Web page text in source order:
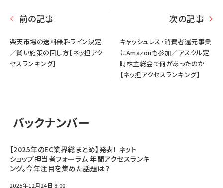
前の記事
楽天市場の送料無料ライン決定
／賢い施策の回し方【ネッ担アク
セスランキング】
次の記事
キャッシュレス・消費者還元事業
にAmazonも参加／アスクル定
時株主総会で何があったのか
【ネッ担アクセスランキング】
バックナンバー
【2025年のEC業界総まとめ】発表！ ネット
ショップ担当者フォーラム 年間アクセスランキ
ング。今年注目を集めた話題は？
2025年12月24日 8:00